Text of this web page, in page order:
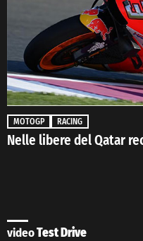
MOTOGP RACING
Nelle libere del Qatar
videoTest Drive